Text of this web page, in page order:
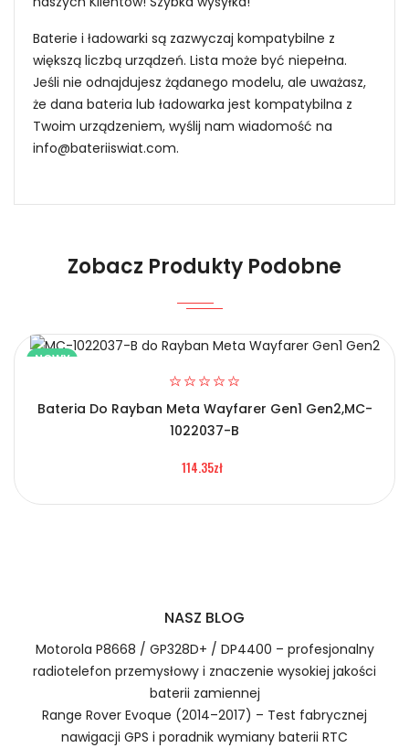
Baterie i ładowarki są zazwyczaj kompatybilne z
większą liczbą urządzeń. Lista może być niepełna.
Jeśli nie odnajdujesz żądanego modelu, ale uważasz,
że dana bateria lub ładowarka jest kompatybilna z
Twoim urządzeniem, wyślij nam wiadomość na
info@bateriiswiat.com.
Certyfikaty bezpieczeństwa i zgodności
Szybka dostawa
1.Model urządzenia
2.Numer produktu baterii
1.Model urządzenia
Zobacz Produkty Podobne
NOWY
Bateria Do Rayban Meta Wayfarer Gen1 Gen2,MC-
1022037-B
114.35zł
NASZ BLOG
Motorola P8668 / GP328D+ / DP4400 – profesjonalny
radiotelefon przemysłowy i znaczenie wysokiej jakości
baterii zamiennej
Range Rover Evoque (2014–2017) – Test fabrycznej
nawigacji GPS i poradnik wymiany baterii RTC